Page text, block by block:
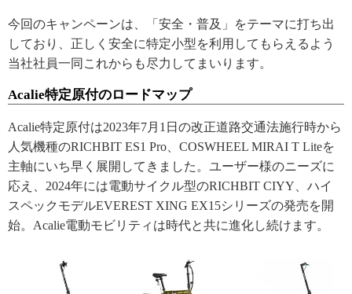
今回のキャンペーンは、「安全・普及」をテーマに打ち出
しており、正しく安全に特定小型を利用してもらえるよう
当社社員一同これからも尽力してまいります。
Acalie特定原付のロードマップ
Acalie特定原付は2023年7月1日の改正道路交通法施行時から
人気機種のRICHBIT ES1 Pro、COSWHEEL MIRAI T Liteを
主軸にいち早く展開してきました。ユーザー様のニーズに
応え、2024年には電動サイクル型のRICHBIT CIYY、ハイ
スペックモデルEVEREST XING EX15シリーズの発売を開
始。Acalie電動モビリティは時代と共に進化し続けます。